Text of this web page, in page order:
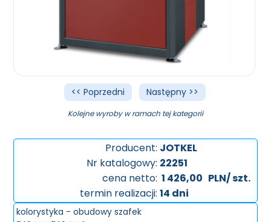
<< Poprzedni Następny >>
Kolejne wyroby w ramach tej kategorii
Producent: JOTKEL
Nr katalogowy: 22251
cena netto: 1 426,00 PLN/ szt.
termin realizacji: 14 dni
kolorystyka - obudowy szafek